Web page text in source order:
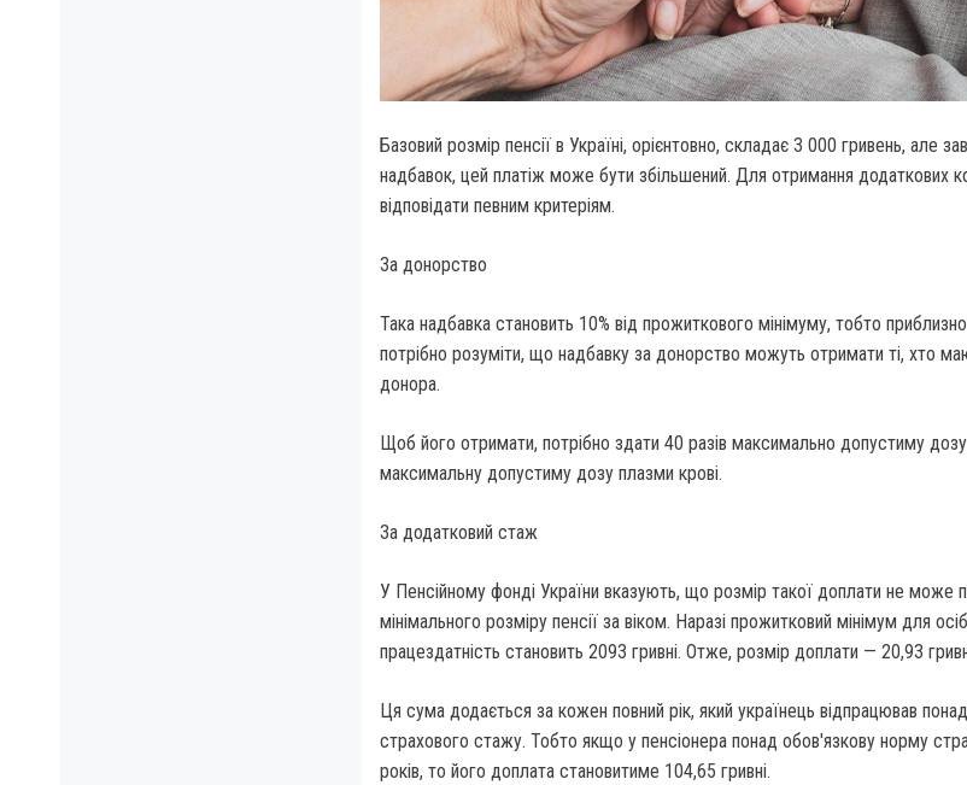
Базовий розмір пенсії в Україні, орієнтовно, складає 3 000 гривень, але
надбавок, цей платіж може бути збільшений. Для отримання додаткових
відповідати певним критеріям.
За донорство
Така надбавка становить 10% від прожиткового мінімуму, тобто
потрібно розуміти, що надбавку за донорство можуть отримати ті, хто
донора.
Щоб його отримати, потрібно здати 40 разів максимально допустиму дозу
максимальну допустиму дозу плазми крові.
За додатковий стаж
У Пенсійному фонді України вказують, що розмір такої доплати не може
мінімального розміру пенсії за віком. Наразі прожитковий мінімум для
працездатність становить 2093 гривні. Отже, розмір доплати — 20,93
Ця сума додається за кожен повний рік, який українець відпрацював
страхового стажу. Тобто якщо у пенсіонера понад обов'язкову норму
років, то його доплата становитиме 104,65 гривні.